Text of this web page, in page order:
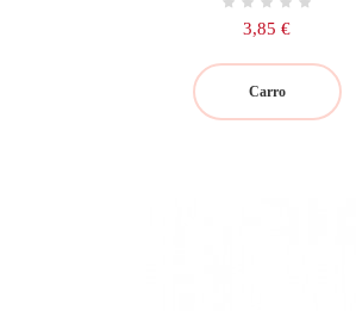
Precio
3,85 €
Carro